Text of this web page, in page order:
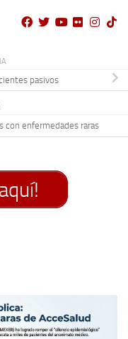
pasivos
con enfermedades raras